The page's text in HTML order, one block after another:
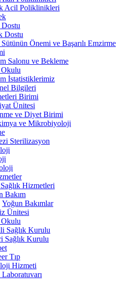
Acil Poliklinikleri
Dostu
Önemi ve Başarılı Emzirme
Salonu ve Bekleme
İstatistiklerimiz
Bilgileri
Birimi
Ünitesi
ve Diyet Birimi
ve Mikrobiyoloji
Sterilizasyon
Hizmetleri
Bakım
Yoğun Bakımlar
Ünitesi
Sağlık Kurulu
Sağlık Kurulu
Tıp
Hizmeti